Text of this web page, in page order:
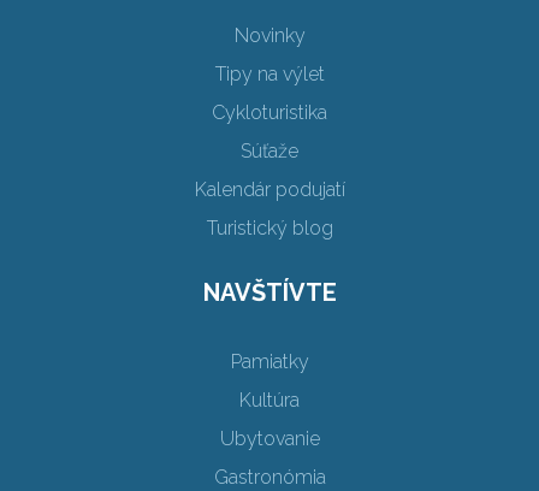
Novinky
Tipy na výlet
Cykloturistika
Súťaže
Kalendár podujatí
Turistický blog
NAVŠTÍVTE
Pamiatky
Kultúra
Ubytovanie
Gastronómia